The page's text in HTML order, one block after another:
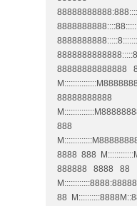
88888888888888
88888888888
888
8888 888
888888 8888 88
88